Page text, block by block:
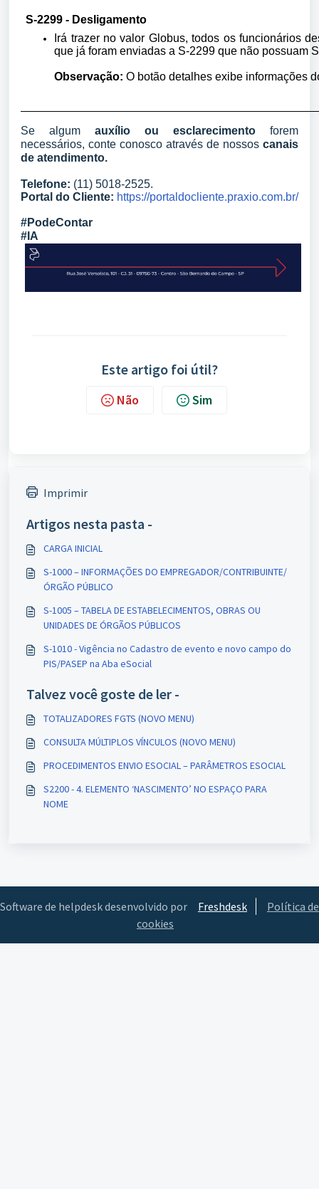
S-2299 - Desligamento
Irá trazer no valor Globus, todos os funcionários
que já foram enviadas a S-2299 que não possuam
Observação: O botão detalhes exibe informações
Se algum auxílio ou esclarecimento forem
necessários, conte conosco através de nossos canais
de atendimento.
Telefone: (11) 5018-2525.
Portal do Cliente: https://portaldocliente.praxio.com.br/
#PodeContar
#IA
Este artigo foi útil?
Não Sim
Imprimir
Artigos nesta pasta -
CARGA INICIAL
S-1000 – INFORMAÇÕES DO EMPREGADOR/CONTRIBUINTE/
ÓRGÃO PÚBLICO
S-1005 – TABELA DE ESTABELECIMENTOS, OBRAS OU
UNIDADES DE ÓRGÃOS PÚBLICOS
S-1010 - Vigência no Cadastro de evento e novo campo do
PIS/PASEP na Aba eSocial
Talvez você goste de ler -
TOTALIZADORES FGTS (NOVO MENU)
CONSULTA MÚLTIPLOS VÍNCULOS (NOVO MENU)
PROCEDIMENTOS ENVIO ESOCIAL – PARÂMETROS ESOCIAL
S2200 - 4. ELEMENTO ‘NASCIMENTO’ NO ESPAÇO PARA
NOME
Software de helpdesk desenvolvido por Freshdesk
Política de
cookies